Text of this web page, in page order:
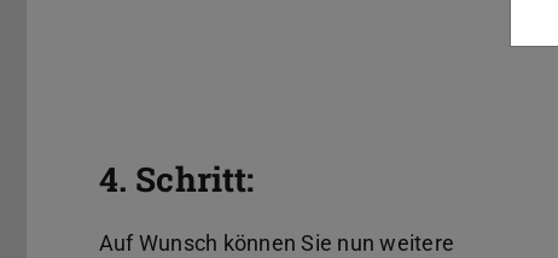
4. Schritt:
Auf Wunsch können Sie nun weitere